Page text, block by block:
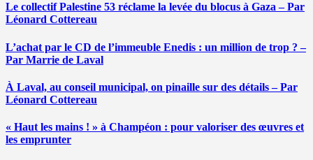
Le collectif Palestine 53 réclame la levée du blocus à Gaza – Par
Léonard Cottereau
L’achat par le CD de l’immeuble Enedis : un million de trop ? –
Par Marrie de Laval
À Laval, au conseil municipal, on pinaille sur des détails – Par
Léonard Cottereau
« Haut les mains ! » à Champéon : pour valoriser des œuvres et
les emprunter